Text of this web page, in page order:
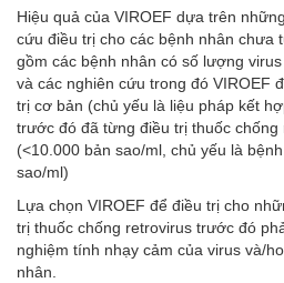
Hiệu quả của VIROEF dựa trên
cứu điều trị cho các bệnh nhân chưa
gồm các bệnh nhân có số lượng
và các nghiên cứu trong đó VIROEF
trị cơ bản (chủ yếu là liệu pháp kết
trước đó đã từng điều trị thuốc
(<10.000 bản sao/ml, chủ yếu là
sao/ml)
Lựa chọn VIROEF để điều trị cho
trị thuốc chống retrovirus trước đó
nghiệm tính nhạy cảm của virus và/
nhân.